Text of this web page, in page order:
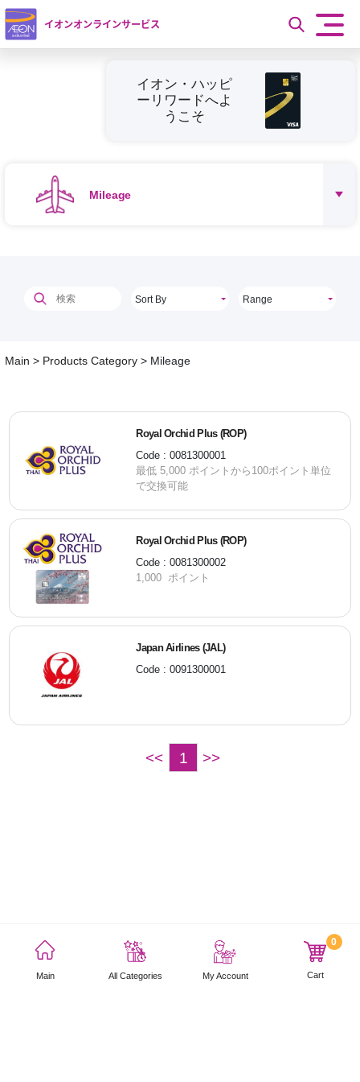
イオンオンラインサービス
イオン・ハッピ
ーリワードへよ
うこそ
Mileage
Sort By Range
Main > Products Category > Mileage
Royal Orchid Plus (ROP)
Code : 0081300001
最低 5,000 ポイントから100ポイント単位
で交換可能
Royal Orchid Plus (ROP)
Code : 0081300002
1,000 ポイント
Japan Airlines (JAL)
Code : 0091300001
<< 1 >>
Main All Categories My Account
0
Cart
プライバシーポリシー
Copyright © 2021 AEON Thana Sinsap (Thailand) Public Company Limited. All rights